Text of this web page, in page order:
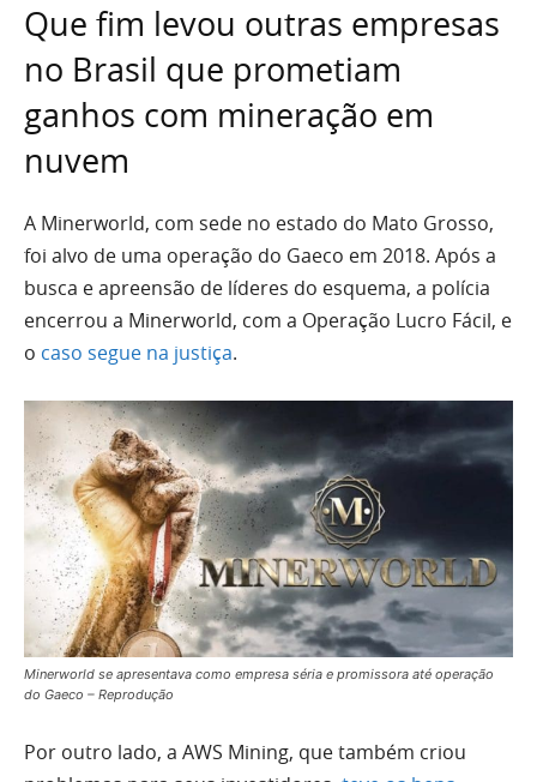
Que fim levou outras empresas
no Brasil que prometiam
ganhos com mineração em
nuvem
A Minerworld, com sede no estado do Mato Grosso,
foi alvo de uma operação do Gaeco em 2018. Após a
busca e apreensão de líderes do esquema, a polícia
encerrou a Minerworld, com a Operação Lucro Fácil, e
o caso segue na justiça.
Minerworld se apresentava como empresa séria e promissora até operação
do Gaeco – Reprodução
Por outro lado, a AWS Mining, que também criou